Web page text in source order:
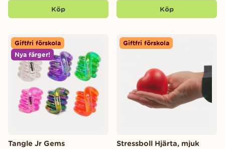
Köp Köp
Giftfri förskola
Nya färger!
Tangle Jr Gems
Giftfri förskola
Stressboll Hjärta, mjuk